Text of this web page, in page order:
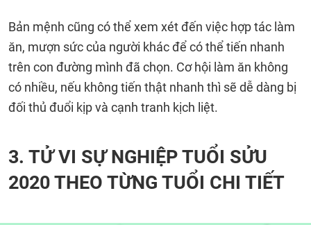
Bản mệnh cũng có thể xem xét đến việc hợp tác làm
ăn, mượn sức của người khác để có thể tiến nhanh
trên con đường mình đã chọn. Cơ hội làm ăn không
có nhiều, nếu không tiến thật nhanh thì sẽ dễ dàng bị
đối thủ đuổi kịp và cạnh tranh kịch liệt.
3. TỬ VI SỰ NGHIỆP TUỔI SỬU
2020 THEO TỪNG TUỔI CHI TIẾT